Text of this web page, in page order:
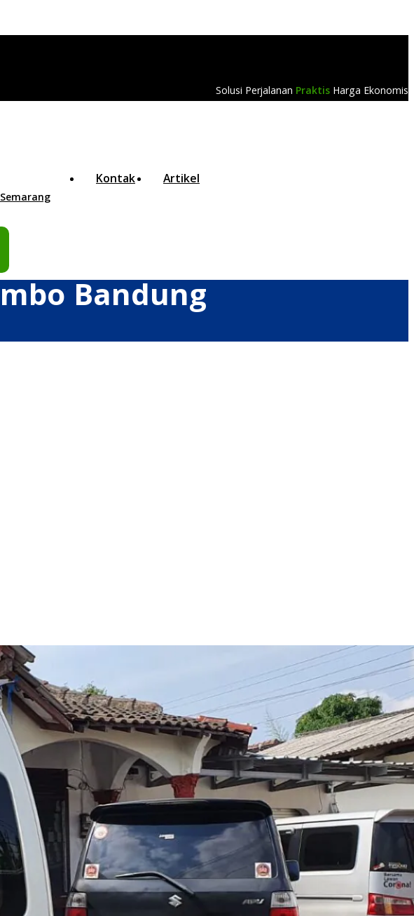
Solusi Perjalanan Praktis Harga Ekonomis
Kontak Artikel
Bandung